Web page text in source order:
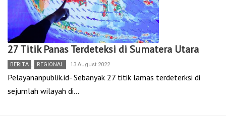
27 Titik Panas Terdeteksi di Sumatera Utara
BERITA , REGIONAL 13 August 2022
Pelayananpublik.id- Sebanyak 27 titik lamas terdeterksi di
sejumlah wilayah di…